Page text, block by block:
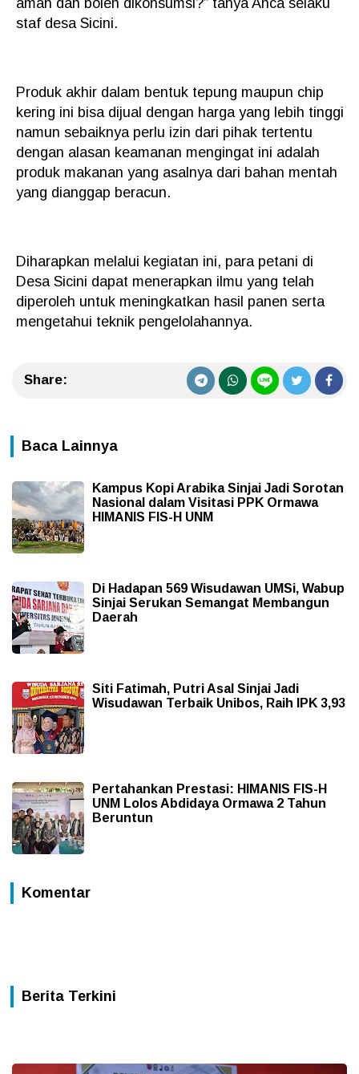
aman dan boleh dikonsumsi?” tanya Anca selaku
staf desa Sicini.
Produk akhir dalam bentuk tepung maupun chip
kering ini bisa dijual dengan harga yang lebih tinggi
namun sebaiknya perlu izin dari pihak tertentu
dengan alasan keamanan mengingat ini adalah
produk makanan yang asalnya dari bahan mentah
yang dianggap beracun.
Diharapkan melalui kegiatan ini, para petani di
Desa Sicini dapat menerapkan ilmu yang telah
diperoleh untuk meningkatkan hasil panen serta
mengetahui teknik pengelolahannya.
Share:
Baca Lainnya
Kampus Kopi Arabika Sinjai Jadi Sorotan
Nasional dalam Visitasi PPK Ormawa
HIMANIS FIS-H UNM
Di Hadapan 569 Wisudawan UMSi, Wabup
Sinjai Serukan Semangat Membangun
Daerah
Siti Fatimah, Putri Asal Sinjai Jadi
Wisudawan Terbaik Unibos, Raih IPK 3,93
Pertahankan Prestasi: HIMANIS FIS-H
UNM Lolos Abdidaya Ormawa 2 Tahun
Beruntun
Komentar
Berita Terkini